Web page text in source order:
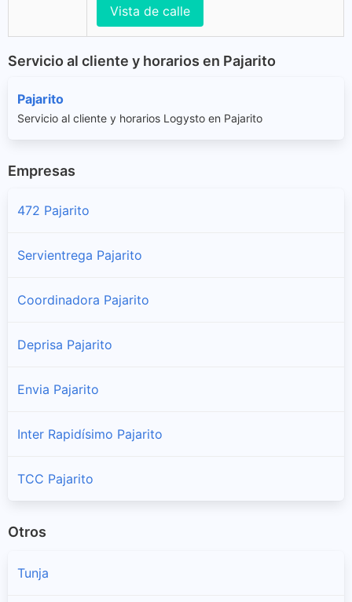
Vista de calle
Servicio al cliente y horarios en Pajarito
Pajarito
Servicio al cliente y horarios Logysto en Pajarito
Empresas
472 Pajarito
Servientrega Pajarito
Coordinadora Pajarito
Deprisa Pajarito
Envia Pajarito
Inter Rapidísimo Pajarito
TCC Pajarito
Otros
Tunja